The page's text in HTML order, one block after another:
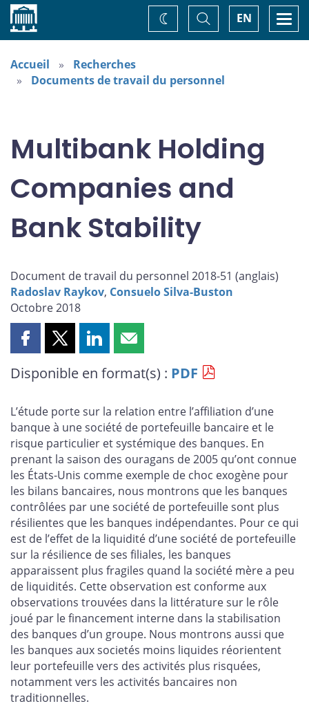
Accueil EN
Basculer
la
recherche
Changez
de
Accueil
Recherches
Documents de travail du personnel
Multibank Holding
Companies and
Bank Stability
Document de travail du personnel 2018-51 (anglais)
Radoslav Raykov, Consuelo Silva-Buston
Octobre 2018
Partager
page
Facebook
Partager
page
X
Partager
page
LinkedIn
Partager
page
courriel
Disponible en format(s) : PDF
L’étude porte sur la relation entre l’affiliation d’une
banque à une société de portefeuille bancaire et le
risque particulier et systémique des banques. En
prenant la saison des ouragans de 2005 qu’ont connue
les États-Unis comme exemple de choc exogène pour
les bilans bancaires, nous montrons que les banques
contrôlées par une société de portefeuille sont plus
résilientes que les banques indépendantes. Pour ce qui
est de l’effet de la liquidité d’une société de portefeuille
sur la résilience de ses filiales, les banques
apparaissent plus fragiles quand la société mère a peu
de liquidités. Cette observation est conforme aux
observations trouvées dans la littérature sur le rôle
joué par le financement interne dans la stabilisation
des banques d’un groupe. Nous montrons aussi que
les banques aux societés moins liquides réorientent
leur portefeuille vers des activités plus risquées,
notamment vers les activités bancaires non
traditionnelles.